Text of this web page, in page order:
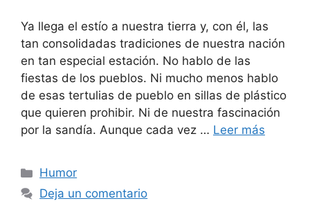
Ya llega el estío a nuestra tierra y, con él, las
tan consolidadas tradiciones de nuestra nación
en tan especial estación. No hablo de las
fiestas de los pueblos. Ni mucho menos hablo
de esas tertulias de pueblo en sillas de plástico
que quieren prohibir. Ni de nuestra fascinación
por la sandía. Aunque cada vez … Leer más
Categorías
Humor
Deja un comentario